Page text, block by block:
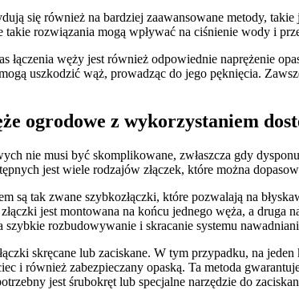
się również na bardziej zaawansowane metody,
takie rozwiązania mogą wpływać na ciśnienie wody i
łączenia węży jest również odpowiednie naprężenie
uszkodzić wąż, prowadząc do jego pęknięcia.
ogrodowe z wykorzystaniem
nie musi być skomplikowane, zwłaszcza gdy
jest wiele rodzajów złączek, które można
są tak zwane szybkozłączki, które pozwalają na
jest montowana na końcu jednego węża, a
szybkie rozbudowywanie i skracanie systemu
skręcane lub zaciskane. W tym przypadku, na
i również zabezpieczany opaską. Ta metoda
jest śrubokręt lub specjalne narzędzie do